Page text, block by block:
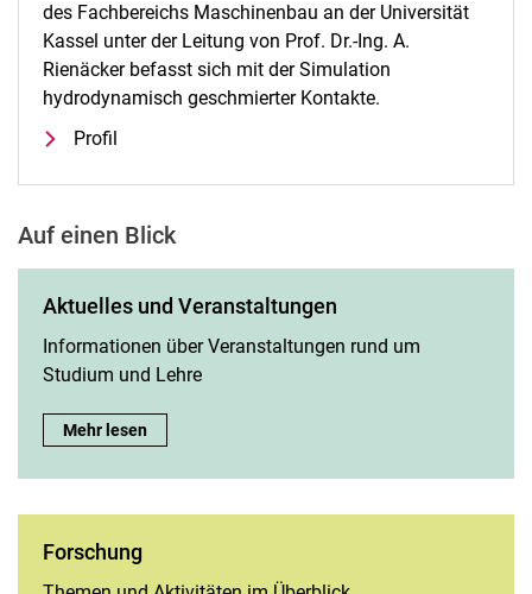
des Fachbereichs Maschinenbau an der Universität
Kassel unter der Leitung von Prof. Dr.-Ing. A.
Rienäcker befasst sich mit der Simulation
hydrodynamisch geschmierter Kontakte.
Profil
Auf einen Blick
Aktuelles und Veranstaltungen
Informationen über Veranstaltungen rund um
Studium und Lehre
Aktuelles und Veranstaltungen:
Mehr lesen
Forschung